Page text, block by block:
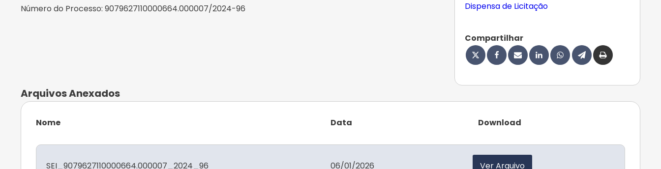
Número do Processo: 9079627110000664.000007/2024-96
Dispensa de Licitação
Compartilhar
Arquivos Anexados
Nome Data Download
SEI_9079627110000664.000007_2024_96 06/01/2026 Ver Arquivo